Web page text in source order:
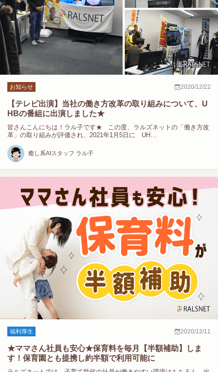
お知らせ 2020/12/22
【テレビ出演】当社の働き方改革の取り組みについて、U
HBの番組に出演しました★
皆さんこんにちは！ラル子です★ この度、ラルズネットの「働き方改
革」の取り組みが評価され、2021年1月5日に UH…
癒し系AIスタッフ ラル子
福利厚生 2020/12/11
★ママさん社員も安心★保育料を毎月【半額補助】しま
す！保育園とも提携し約半額で利用可能に